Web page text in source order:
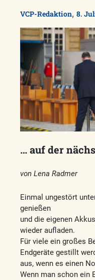
VCP-Redaktion, 8.
… auf der
von Lena Radmer
Einmal ungestört
genießen
und die eigenen
wieder aufladen.
Für viele ein großes
Endgeräte gestillt
aus, wenn es einen
Wenn man schon ein